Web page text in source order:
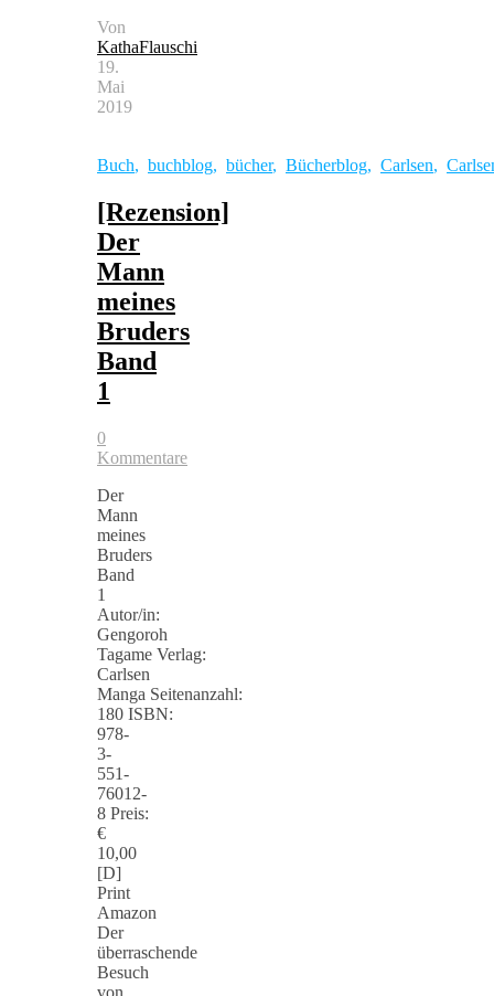
Von
KathaFlauschi
19.
Mai
2019
Buch, buchblog, bücher, Bücherblog, Carlsen,
[Rezension]
Der
Mann
meines
Bruders
Band
1
0
Kommentare
Der
Mann
meines
Bruders
Band
1
Autor/in:
Gengoroh
Tagame Verlag:
Carlsen
Manga Seitenanzahl:
180 ISBN:
978-
3-
551-
76012-
8 Preis:
€
10,00
[D]
Print
Amazon
Der
überraschende
Besuch
von